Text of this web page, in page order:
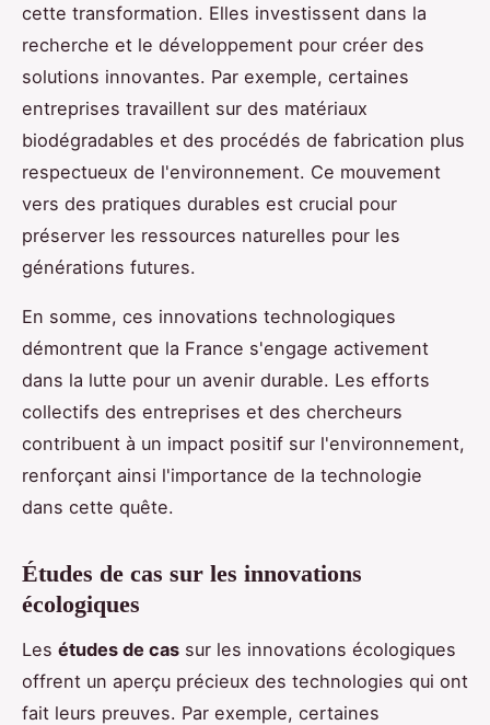
cette transformation. Elles investissent dans la
recherche et le développement pour créer des
solutions innovantes. Par exemple, certaines
entreprises travaillent sur des matériaux
biodégradables et des procédés de fabrication plus
respectueux de l'environnement. Ce mouvement
vers des pratiques durables est crucial pour
préserver les ressources naturelles pour les
générations futures.
En somme, ces innovations technologiques
démontrent que la France s'engage activement
dans la lutte pour un avenir durable. Les efforts
collectifs des entreprises et des chercheurs
contribuent à un impact positif sur l'environnement,
renforçant ainsi l'importance de la technologie
dans cette quête.
Études de cas sur les innovations
écologiques
Les études de cas sur les innovations écologiques
offrent un aperçu précieux des technologies qui ont
fait leurs preuves. Par exemple, certaines